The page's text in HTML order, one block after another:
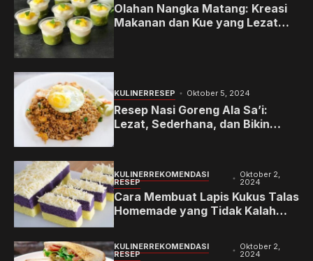
Olahan Nangka Matang: Kreasi
Makanan dan Kue yang Lezat
KULINERRESEP Oktober 5, 2024
Resep Nasi Goreng Ala Sa’i:
Lezat, Sederhana, dan Bikin
KULINERREKOMENDASI
RESEP
Oktober 2,
2024
Cara Membuat Lapis Kukus Talas
Homemade yang Tidak Kalah
Enaknya dengan Kafe Bintang
Lima
KULINERREKOMENDASI
RESEP
Oktober 2,
2024